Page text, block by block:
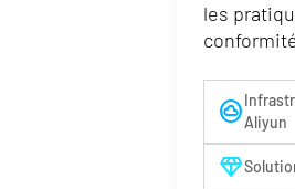
les
cloud_circleAliyun
diamond